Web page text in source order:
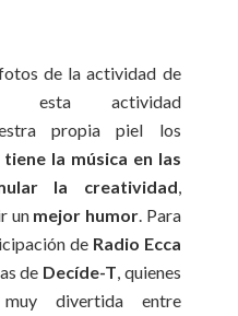
de la actividad de
actividad
propia piel los
la música en las
la creatividad,
un mejor humor. Para
de Radio Ecca
de Decíde-T, quienes
divertida entre